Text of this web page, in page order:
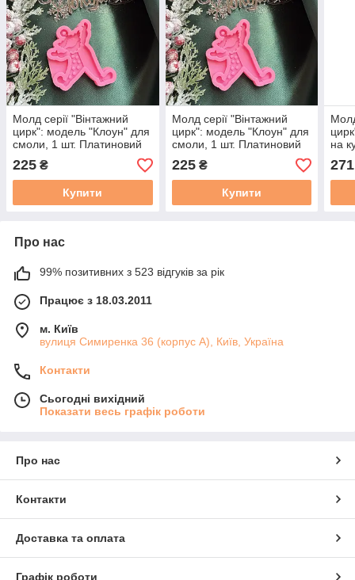
Молд серії "Вінтажний
цирк": модель "Клоун" для
смоли, 1 шт. Платиновий
225 ₴
Купити
Молд серії "Вінтажний
цирк": модель "Клоун" для
смоли, 1 шт. Платиновий
225₴
Купити
на
271
Про нас
99% позитивних з 523 відгуків за рік
Працює з 18.03.2011
м. Київ
вулиця Симиренка 36 (корпус А), Київ, Україна
Контакти
Сьогодні вихідний
Показати весь графік роботи
Про нас
Контакти
Доставка та оплата
Графік роботи